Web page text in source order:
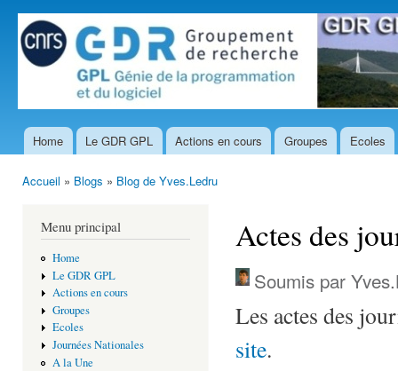
Menu principal
Home Le GDR GPL Actions en cours Groupes Ecoles
Accueil » Blogs » Blog de Yves.Ledru
Menu principal
Home
Le GDR GPL
Actions en cours
Groupes
Ecoles
Journées Nationales
A la Une
Actes des
Soumis par
Les actes des
site.